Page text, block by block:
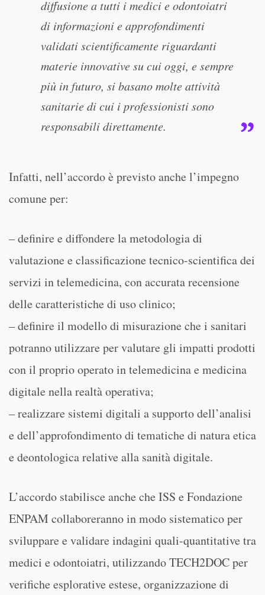
diffusione a tutti i medici e odontoiatri
di informazioni e approfondimenti
validati scientificamente riguardanti
materie innovative su cui oggi, e sempre
più in futuro, si basano molte attività
sanitarie di cui i professionisti sono
responsabili direttamente.
Infatti, nell’accordo è previsto anche l’impegno
comune per:
– definire e diffondere la metodologia di
valutazione e classificazione tecnico-scientifica dei
servizi in telemedicina, con accurata recensione
delle caratteristiche di uso clinico;
– definire il modello di misurazione che i sanitari
potranno utilizzare per valutare gli impatti prodotti
con il proprio operato in telemedicina e medicina
digitale nella realtà operativa;
– realizzare sistemi digitali a supporto dell’analisi
e dell’approfondimento di tematiche di natura etica
e deontologica relative alla sanità digitale.
L’accordo stabilisce anche che ISS e Fondazione
ENPAM collaboreranno in modo sistematico per
sviluppare e validare indagini quali-quantitative tra
medici e odontoiatri, utilizzando TECH2DOC per
verifiche esplorative estese, organizzazione di